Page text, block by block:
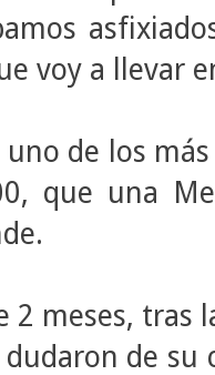
voy a llevar
uno de los
que una
2 meses,
de su